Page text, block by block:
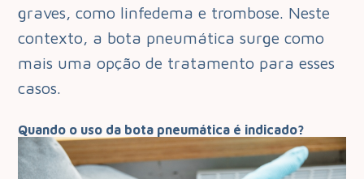
graves, como linfedema e trombose. Neste
contexto, a bota pneumática surge como
mais uma opção de tratamento para esses
casos.
Quando o uso da bota pneumática é indicado?